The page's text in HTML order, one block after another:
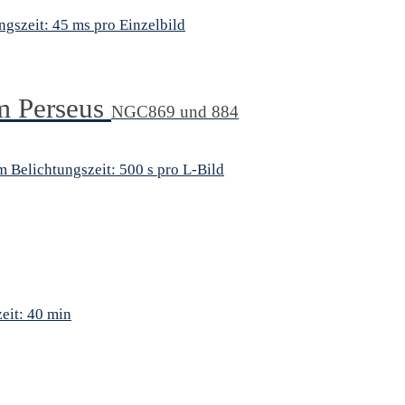
45 ms pro Einzelbild
Perseus NGC869 und 884
Belichtungszeit: 500 s pro L-Bild
40 min